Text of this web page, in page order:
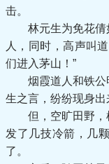
击。
林元生为免花倩
人，同时，高声叫
们进入茅山！”
烟霞道人和铁公
生之言，纷纷现身出
但，空旷田野，
发了几技冷箭，几
了。